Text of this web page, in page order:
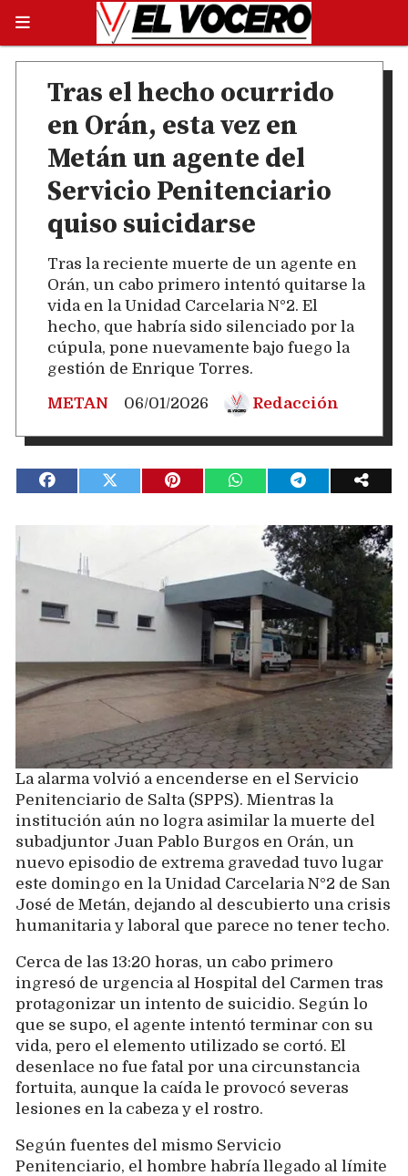
Tras el hecho ocurrido
en Orán, esta vez en
Metán un agente del
Servicio Penitenciario
quiso suicidarse
Tras la reciente muerte de un agente en
Orán, un cabo primero intentó quitarse la
vida en la Unidad Carcelaria N°2. El
hecho, que habría sido silenciado por la
cúpula, pone nuevamente bajo fuego la
gestión de Enrique Torres.
METAN 06/01/2026 Redacción
La alarma volvió a encenderse en el Servicio
Penitenciario de Salta (SPPS). Mientras la
institución aún no logra asimilar la muerte del
subadjuntor Juan Pablo Burgos en Orán, un
nuevo episodio de extrema gravedad tuvo lugar
este domingo en la Unidad Carcelaria N°2 de San
José de Metán, dejando al descubierto una crisis
humanitaria y laboral que parece no tener techo.
Cerca de las 13:20 horas, un cabo primero
ingresó de urgencia al Hospital del Carmen tras
protagonizar un intento de suicidio. Según lo
que se supo, el agente intentó terminar con su
vida, pero el elemento utilizado se cortó. El
desenlace no fue fatal por una circunstancia
fortuita, aunque la caída le provocó severas
lesiones en la cabeza y el rostro.
Según fuentes del mismo Servicio
Penitenciario, el hombre habría llegado al límite